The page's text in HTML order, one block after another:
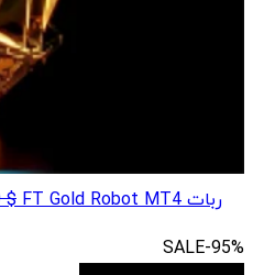
ربات FT Gold Robot MT4 $
899
SALE-95%